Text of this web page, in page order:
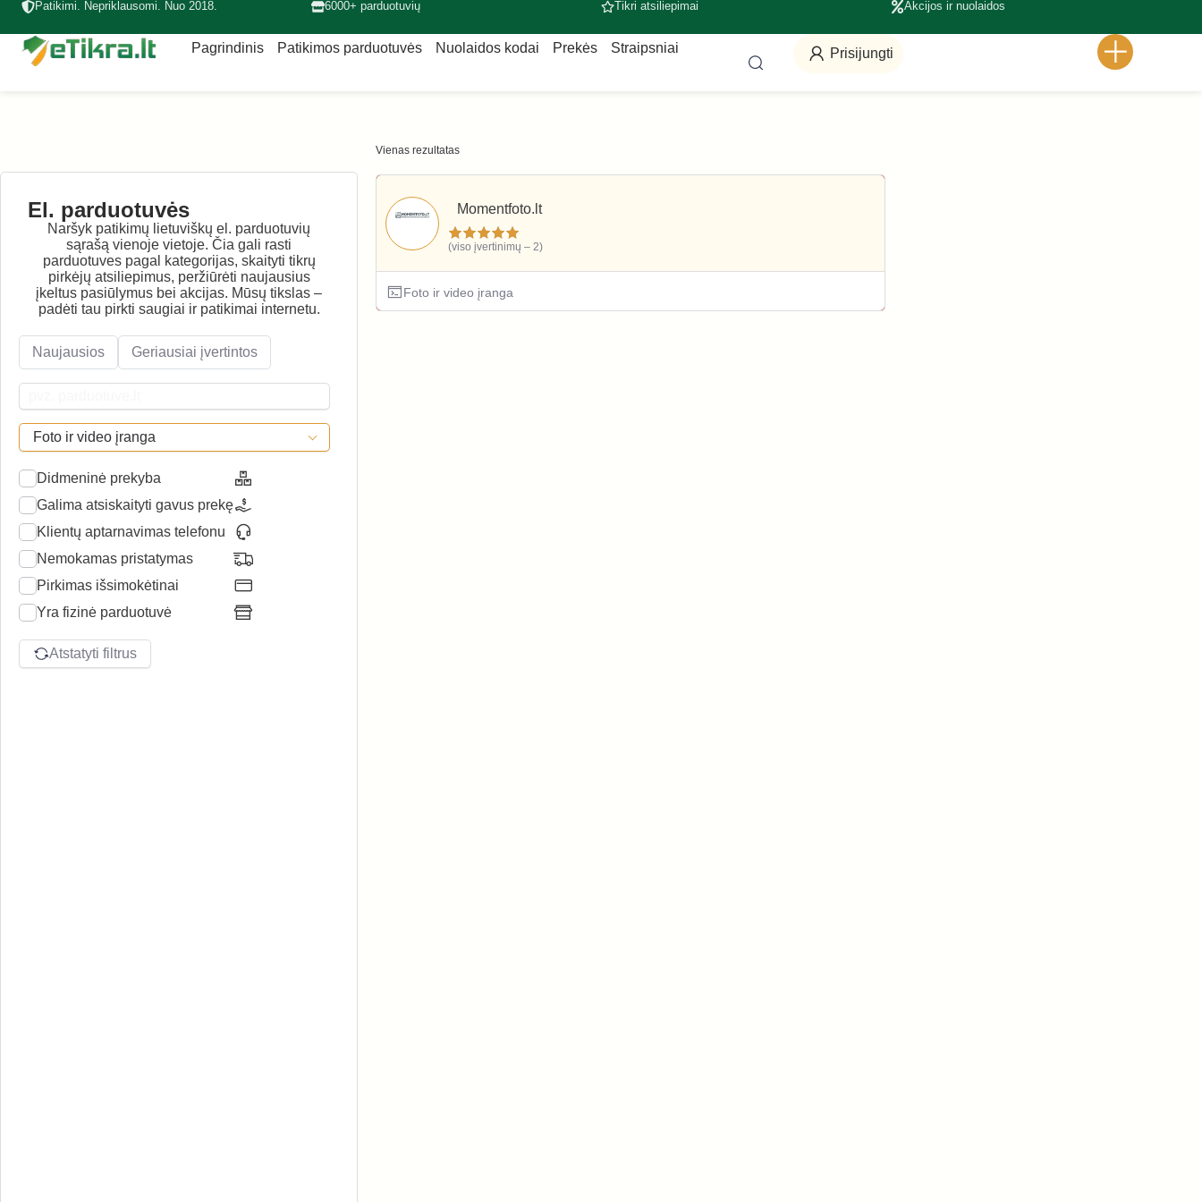
Patikimi. Nepriklausomi. Nuo 2018. 6000+ parduotuvių Tikri atsiliepimai Akcijos ir nuolaidos
Pagrindinis Patikimos parduotuvės Nuolaidos kodai Prekės Straipsniai Prisijungti
El. parduotuvės
Naršyk patikimų lietuviškų el. parduotuvių
sąrašą vienoje vietoje. Čia gali rasti
parduotuves pagal kategorijas, skaityti tikrų
pirkėjų atsiliepimus, peržiūrėti naujausius
įkeltus pasiūlymus bei akcijas. Mūsų tikslas –
padėti tau pirkti saugiai ir patikimai internetu.
Naujausios Geriausiai įvertintos
Foto ir video įranga
Didmeninė prekyba
Galima atsiskaityti gavus prekę
Klientų aptarnavimas telefonu
Nemokamas pristatymas
Pirkimas išsimokėtinai
Yra fizinė parduotuvė
Atstatyti filtrus
Vienas rezultatas
Momentfoto.lt
(viso įvertinimų – 2)
Foto ir video įranga